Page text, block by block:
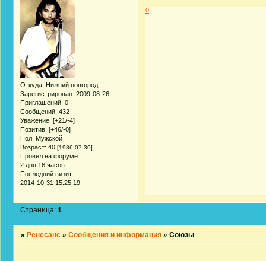
Откуда: Нижний новгород
Зарегистрирован: 2009-08-26
Приглашений: 0
Сообщений: 432
Уважение: [+21/-4]
Позитив: [+46/-0]
Пол: Мужской
Возраст: 40 [1986-07-30]
Провел на форуме:
2 дня 16 часов
Последний визит:
2014-10-31 15:25:19
0
Страница:1
» Ренесанс »Сообщения и информация »Союзы